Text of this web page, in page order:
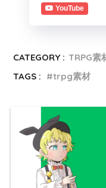
YouTube
CATEGORY : TRPG素
TAGS :
trpg素材